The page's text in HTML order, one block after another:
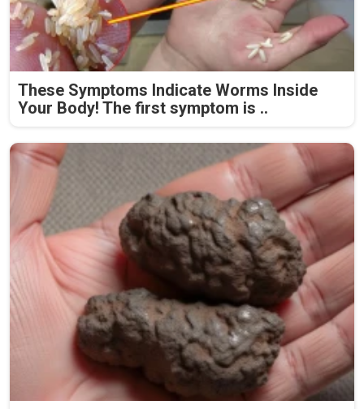
These Symptoms Indicate Worms Inside
Your Body! The first symptom is ..